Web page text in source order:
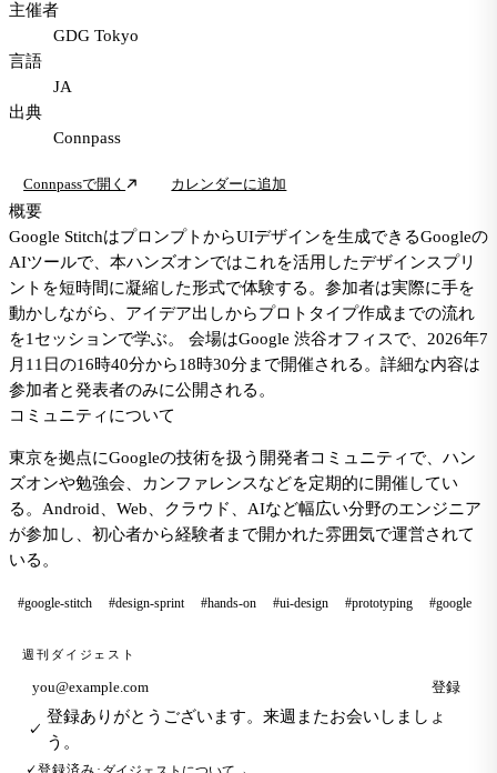
主催者
GDG Tokyo
言語
JA
出典
Connpass
Connpassで開く カレンダーに追加
概要
Google StitchはプロンプトからUIデザインを生成できるGoogleの
AIツールで、本ハンズオンではこれを活用したデザインスプリ
ントを短時間に凝縮した形式で体験する。参加者は実際に手を
動かしながら、アイデア出しからプロトタイプ作成までの流れ
を1セッションで学ぶ。 会場はGoogle 渋谷オフィスで、2026年7
月11日の16時40分から18時30分まで開催される。詳細な内容は
参加者と発表者のみに公開される。
コミュニティについて
東京を拠点にGoogleの技術を扱う開発者コミュニティで、ハン
ズオンや勉強会、カンファレンスなどを定期的に開催してい
る。Android、Web、クラウド、AIなど幅広い分野のエンジニア
が参加し、初心者から経験者まで開かれた雰囲気で運営されて
いる。
#google-stitch #design-sprint #hands-on #ui-design #prototyping #google
週刊ダイジェスト
メールアドレス
登録
✓
登録ありがとうございます。来週またお会いしましょ
う。
✓ 登録済み ·